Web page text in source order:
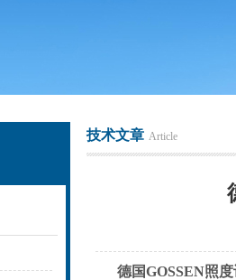
技术文章 Article
德国GOSSEN照